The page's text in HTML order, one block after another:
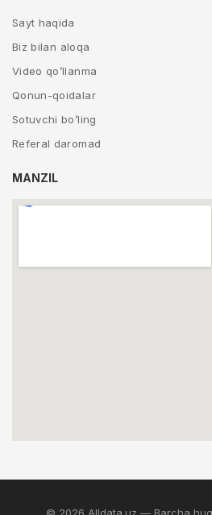
Sayt haqida
Biz bilan aloqa
Video qo’llanma
Qonun-qoidalar
Sotuvchi bo’ling
Referal daromad
MANZIL